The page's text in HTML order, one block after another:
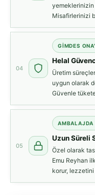
yemeklerinizin
Misafirlerinizi
04
GİMDES
Helal
Üretim
uygun olarak
Güvenle
05
AMBALAJDA
Uzun Süreli
Özel olarak
Emu Reyhan
korur,